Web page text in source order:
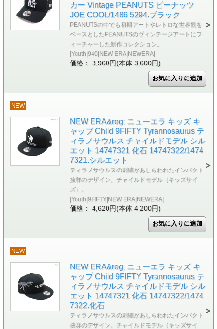
カー Vintage PEANUTS ピーナッツ
JOE COOL/1486 5294.ブラック
PEANUTSの中でも初期アートやレトロな世界観を
ベースとしたPEANUTSのヴィンテージアートにフ
ィーチャーした新作コレクション。
|Youth|940|NEW ERA|NEWERA|
価格： 3,960円(本体 3,600円)
NEW
NEW ERA&reg; ニューエラ キッズ キ
ャップ Child 9FIFTY Tyrannosaurus テ
ィラノサウルス チャイルドモデル シル
エット 14747321 化石 14747322/1474
7321.シルエット
ティラノサウルスの刺繍があしらわれたインパクト
抜群のデザイン。チャイルドモデル（キッズサイ
ズ）。
|Youth|9FIFTY|NEW ERA|NEWERA|
価格： 4,620円(本体 4,200円)
NEW
NEW ERA&reg; ニューエラ キッズ キ
ャップ Child 9FIFTY Tyrannosaurus テ
ィラノサウルス チャイルドモデル シル
エット 14747321 化石 14747322/1474
7322.化石
ティラノサウルスの刺繍があしらわれたインパクト
抜群のデザイン。チャイルドモデル（キッズサイ